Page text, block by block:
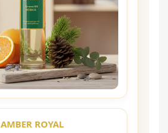
AMBER ROYAL